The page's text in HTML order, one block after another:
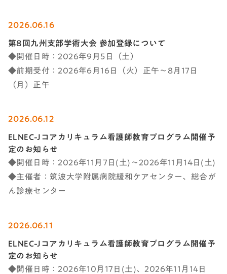
2026.06.16
第8回九州支部学術大会 参加登録について
◆開催日時：2026年9月5日（土）
◆前期受付：2026年6月16日（火）正午～8月17日
（月）正午
2026.06.12
ELNEC-Jコアカリキュラム看護師教育プログラム開催予
定のお知らせ
◆開催日時：2026年11月7日(土)～2026年11月14日(土)
◆主催者：筑波大学附属病院緩和ケアセンター、総合が
ん診療センター
2026.06.11
ELNEC-Jコアカリキュラム看護師教育プログラム開催予
定のお知らせ
◆開催日時：2026年10月17日(土)、2026年11月14日